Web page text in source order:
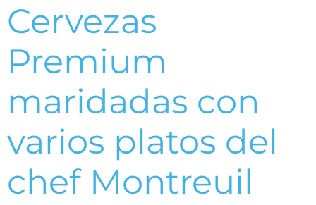
Cervezas
Premium
maridadas con
varios platos del
chef Montreuil